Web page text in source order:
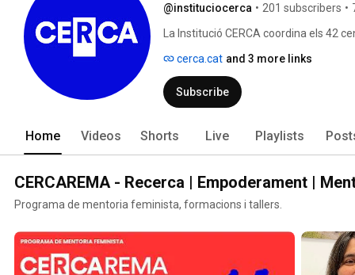
@instituciocerca • 201 subscribers •
La Institució CERCA coordina els 42
desenvolupament del sistema de
corporativa, institucional i científica.
cerca.cat and 3 more links
Subscribe
Home Videos Shorts Live Playlists
CERCAREMA - Recerca | Empoderament |
Programa de mentoria feminista, formacions i tallers.